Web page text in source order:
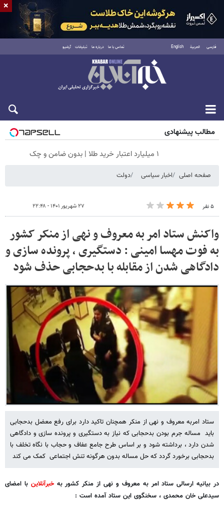
فارسی العربية English تماس با ما درباره ما تبلیغات آرشیو
جمعه ۱۶ مرداد ۱۴۰۵
مطالب پیشنهادی
۱ میلیارد اعتبار خرید طلا | بدون ضامن و چک
صفحه اصلی اخبار سیاسی دولت
۵ نفر ۲۷ شهریور ۱۴۰۱ - ۲۲:۴۸
واکنش ستاد امر به معروف و نهی از منکر کشور
به فوت مهسا امینی : دستگیری ، پرونده سازی و
دادگاهی شدن از مقابله با بدحجابی حذف شود
ستاد امربه معروف و نهی از منکر همچنان تاکید دارد برای رفع معضل بدحجابی
باید مساله جرم بودن بدحجابی که نیاز به دستگیری و پرونده سازی و دادگاهی
شدن دارد ، برداشته شود و بر اساس طرح جامع عفاف و حجاب با نگاه تخلف با
بدحجابی برخورد گردد که حل مساله بدون هرگونه تنش اجتماعی کمک می کند
در بیانیه ارسالی ستاد امر به معروف و نهی از منکر کشور بهخبرآنلاین با امضای
سیدعلی خان محمدی ، سخنگوی این ستاد آمده است :
×